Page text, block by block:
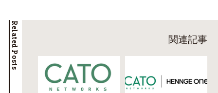
Related Posts 関連記事